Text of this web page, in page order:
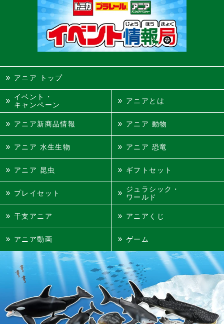
アニア トップ
イベント・
キャンペーン
アニアとは
アニア新商品情報 アニア 動物
アニア 水生生物 アニア 恐竜
アニア 昆虫 ギフトセット
プレイセット
ジュラシック・
ワールド
干支アニア アニアくじ
アニア動画 ゲーム